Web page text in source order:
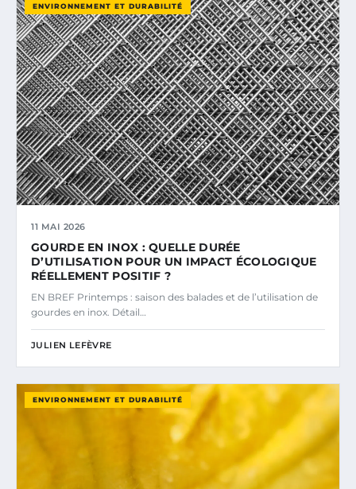
ENVIRONNEMENT ET DURABILITÉ
11 MAI 2026
GOURDE EN INOX : QUELLE DURÉE
D’UTILISATION POUR UN IMPACT ÉCOLOGIQUE
RÉELLEMENT POSITIF ?
EN BREF Printemps : saison des balades et de l’utilisation de
gourdes en inox. Détail…
JULIEN LEFÈVRE
ENVIRONNEMENT ET DURABILITÉ